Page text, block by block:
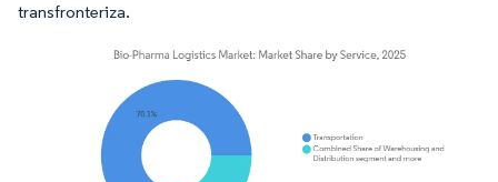
transfronteriza.